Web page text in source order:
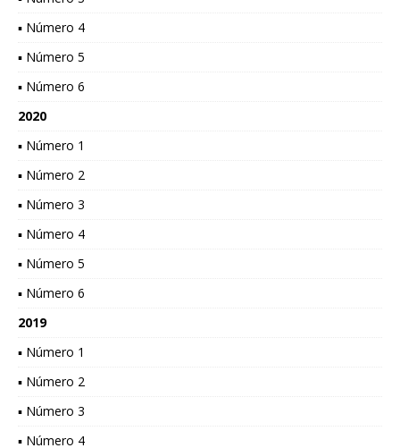
▪ Número 4
▪ Número 5
▪ Número 6
2020
▪ Número 1
▪ Número 2
▪ Número 3
▪ Número 4
▪ Número 5
▪ Número 6
2019
▪ Número 1
▪ Número 2
▪ Número 3
▪ Número 4